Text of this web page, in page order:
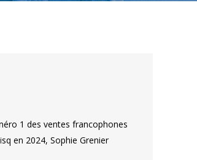
1 des ventes francophones
en 2024, Sophie Grenier